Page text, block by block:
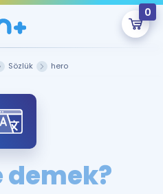
0
An Boş.
onlarca eğitim seni
Sözlük hero
demek?